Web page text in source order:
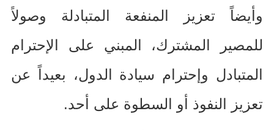
وأيضاً تعزيز المنفعة المتبادلة وصولاً
للمصير المشترك، المبني على الإحترام
المتبادل وإحترام سيادة الدول، بعيداً عن
تعزيز النفوذ أو السطوة على أحد.